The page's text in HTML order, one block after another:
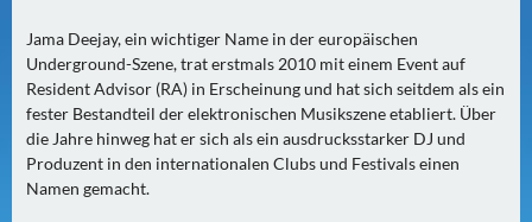
0
)
U
E
B
Jama Deejay, ein wichtiger Name in der europäischen
Underground-Szene, trat erstmals 2010 mit einem Event auf
Resident Advisor (RA) in Erscheinung und hat sich seitdem als ein
fester Bestandteil der elektronischen Musikszene etabliert. Über
die Jahre hinweg hat er sich als ein ausdrucksstarker DJ und
Produzent in den internationalen Clubs und Festivals einen
Namen gemacht.